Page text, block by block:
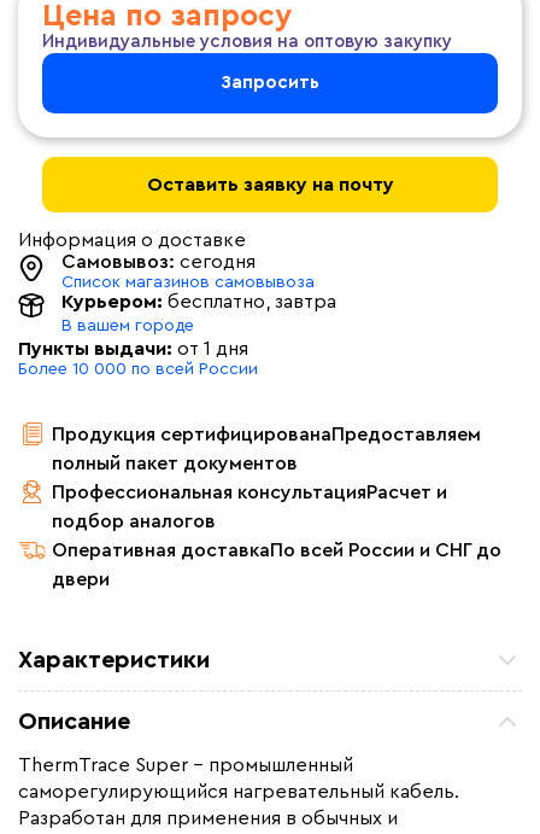
Цена по запросу
Индивидуальные условия на оптовую закупку
Запросить
Оставить заявку на почту
Информация о доставке
Самовывоз: сегодня
Список магазинов самовывоза
Курьером: бесплатно , завтра
В вашем городе
Пункты выдачи: от 1 дня
Более 10 000 по всей России
Продукция сертифицированаПредоставляем
полный пакет документов
Профессиональная консультацияРасчет и
подбор аналогов
Оперативная доставкаПо всей России и СНГ до
двери
Характеристики
нефте -газопроводов, Для
резервуаров и емкостей
Монтаж Внутренний, Наружный
Описание
ThermTrace Super – промышленный
саморегулирующийся нагревательный кабель.
Разработан для применения в обычных и